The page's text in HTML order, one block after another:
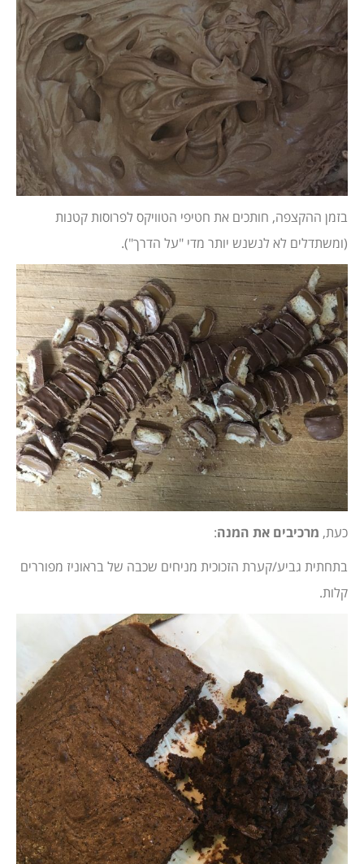
בזמן ההקצפה, חותכים את חטיפי הטוויקס לפרוסות קטנות
(ומשתדלים לא לנשנש יותר מדי "על הדרך").
כעת, מרכיבים את המנה:
בתחתית גביע/קערת הזכוכית מניחים שכבה של בראוניז מפוררים
קלות.